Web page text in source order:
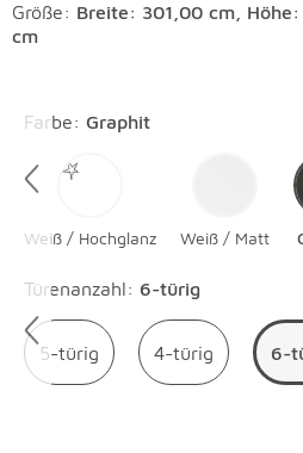
Größe: Breite: 301,00 cm,
cm
Farbe: Graphit
Weiß / Hochglanz Weiß / Matt
Türenanzahl: 6-türig
5-türig 4-türig 6-